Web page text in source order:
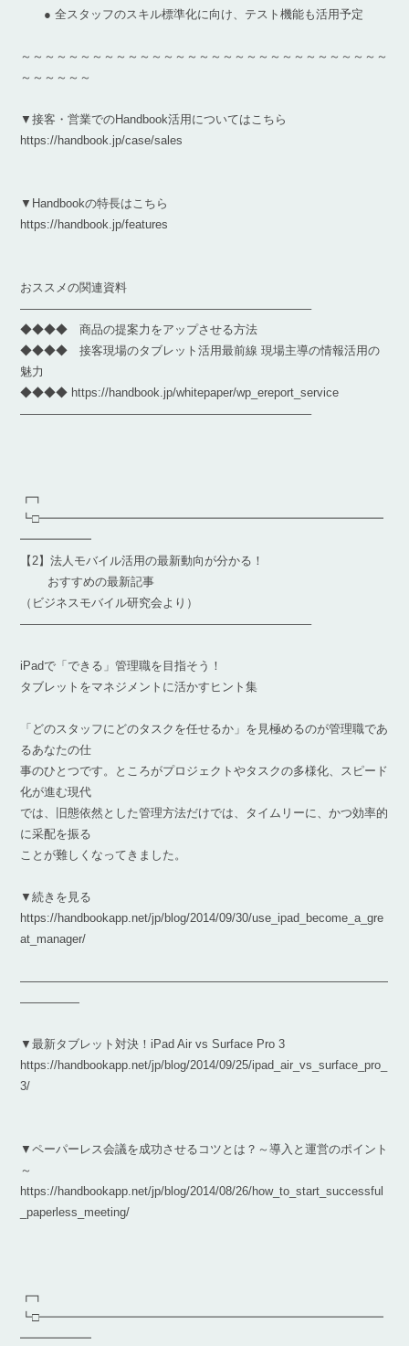
● 全スタッフのスキル標準化に向け、テスト機能も活用予定
～～～～～～～～～～～～～～～～～～～～～～～～～～～～～～～
～～～～～～
▼接客・営業でのHandbook活用についてはこちら
https://handbook.jp/case/sales
▼Handbookの特長はこちら
https://handbook.jp/features
おススメの関連資料
————————————————————————–
◆◆◆◆ 商品の提案力をアップさせる方法
◆◆◆◆ 接客現場のタブレット活用最前線 現場主導の情報活用の
魅力
◆◆◆◆ https://handbook.jp/whitepaper/wp_ereport_service
————————————————————————–
┏┓
┗□━━━━━━━━━━━━━━━━━━━━━━━━━━━━━
━━━━━━
【2】法人モバイル活用の最新動向が分かる！
おすすめの最新記事
（ビジネスモバイル研究会より）
————————————————————————–
iPadで「できる」管理職を目指そう！
タブレットをマネジメントに活かすヒント集
「どのスタッフにどのタスクを任せるか」を見極めるのが管理職であ
るあなたの仕
事のひとつです。ところがプロジェクトやタスクの多様化、スピード
化が進む現代
では、旧態依然とした管理方法だけでは、タイムリーに、かつ効率的
に采配を振る
ことが難しくなってきました。
▼続きを見る
https://handbookapp.net/jp/blog/2014/09/30/use_ipad_become_a_gre
at_manager/
―――――――――――――――――――――――――――――――
―――――
▼最新タブレット対決！iPad Air vs Surface Pro 3
https://handbookapp.net/jp/blog/2014/09/25/ipad_air_vs_surface_pro_
3/
▼ペーパーレス会議を成功させるコツとは？～導入と運営のポイント
～
https://handbookapp.net/jp/blog/2014/08/26/how_to_start_successful
_paperless_meeting/
┏┓
┗□━━━━━━━━━━━━━━━━━━━━━━━━━━━━━
━━━━━━